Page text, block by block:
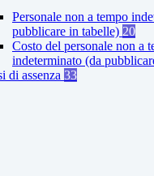
Personale non a tempo
pubblicare in tabelle) 20
Costo del personale non a
indeterminato (da
di assenza 33